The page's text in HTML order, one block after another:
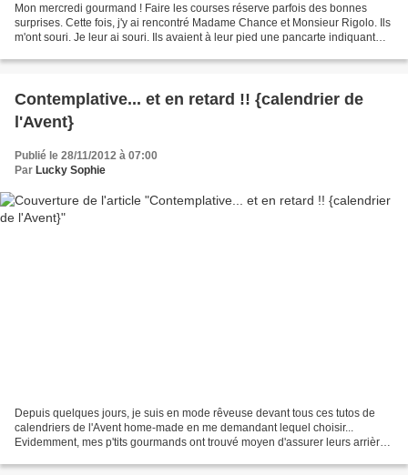
Mon mercredi gourmand ! Faire les courses réserve parfois des bonnes
surprises. Cette fois, j'y ai rencontré Madame Chance et Monsieur Rigolo. Ils
m'ont souri. Je leur ai souri. Ils avaient à leur pied une pancarte indiquant
Contemplative... et en retard !! {calendrier de
l'Avent}
Publié le 28/11/2012 à 07:00
Par Lucky Sophie
Depuis quelques jours, je suis en mode rêveuse devant tous ces tutos de
calendriers de l'Avent home-made en me demandant lequel choisir...
Evidemment, mes p'tits gourmands ont trouvé moyen d'assurer leurs arrières